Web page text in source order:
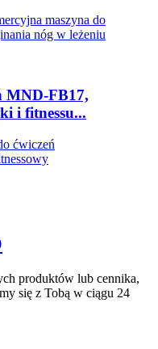
MND-FB17,
i fitnessu...
produktów lub cennika,
się z Tobą w ciągu 24